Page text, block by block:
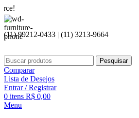
(11) 99212-0433 | (11) 3213-9664
Pesquisar
Comparar
Lista de Desejos
Entrar / Registrar
0 itens R$ 0,00
Menu